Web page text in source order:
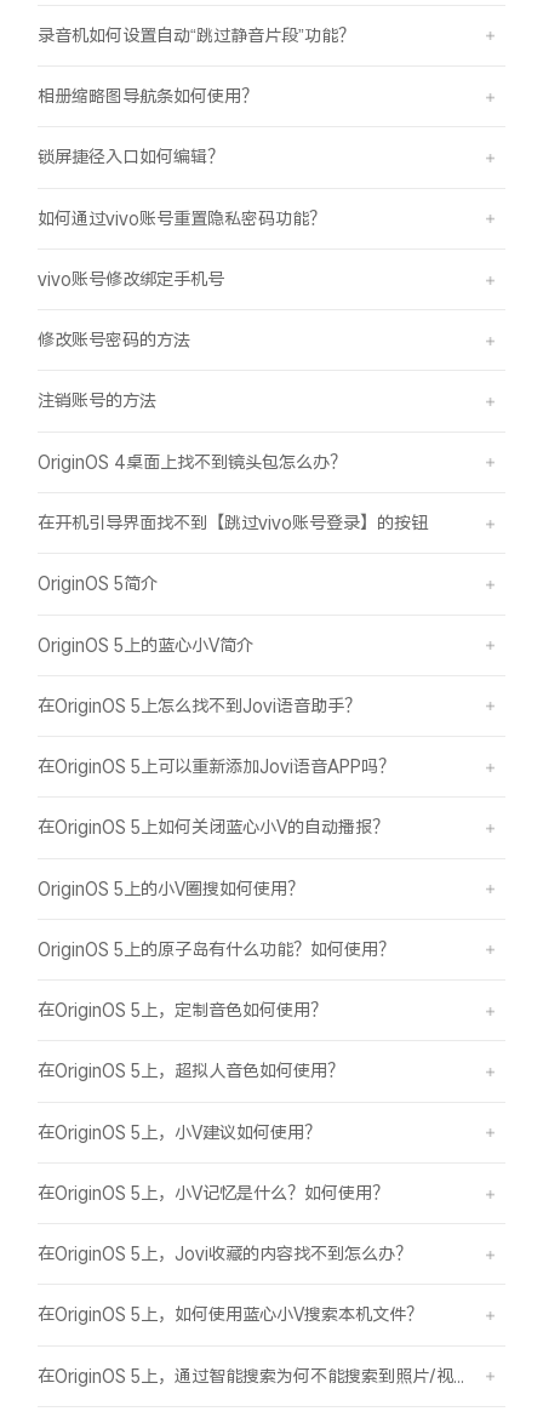
录音机如何设置自动“跳过静音片段”功能？
相册缩略图导航条如何使用？
锁屏捷径入口如何编辑？
如何通过vivo账号重置隐私密码功能？
vivo账号修改绑定手机号
修改账号密码的方法
注销账号的方法
OriginOS 4桌面上找不到镜头包怎么办？
在开机引导界面找不到【跳过vivo账号登录】的按钮
OriginOS 5简介
OriginOS 5上的蓝心小V简介
在OriginOS 5上怎么找不到Jovi语音助手？
在OriginOS 5上可以重新添加Jovi语音APP吗？
在OriginOS 5上如何关闭蓝心小V的自动播报？
OriginOS 5上的小V圈搜如何使用？
OriginOS 5上的原子岛有什么功能？如何使用？
在OriginOS 5上，定制音色如何使用？
在OriginOS 5上，超拟人音色如何使用？
在OriginOS 5上，小V建议如何使用？
在OriginOS 5上，小V记忆是什么？如何使用？
在OriginOS 5上，Jovi收藏的内容找不到怎么办？
在OriginOS 5上，如何使用蓝心小V搜索本机文件？